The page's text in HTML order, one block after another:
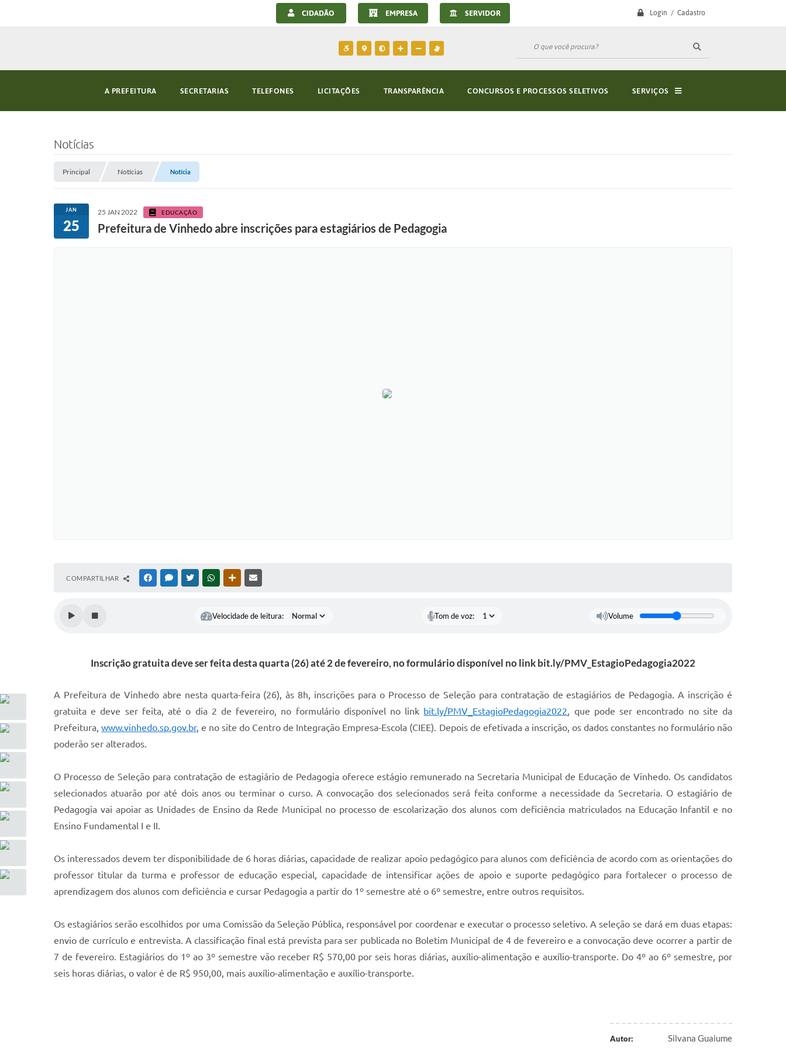
Login / Cadastro
CIDADÃO EMPRESA SERVIDOR
A PREFEITURA SECRETARIAS TELEFONES LICITAÇÕES TRANSPARÊNCIA CONCURSOS E PROCESSOS SELETIVOS SERVIÇOS
Notícias
Principal Notícias Notícia
JAN
25
25 JAN 2022 EDUCAÇÃO
Prefeitura de Vinhedo abre inscrições para estagiários de Pedagogia
COMPARTILHAR FACEBOOKMESSENGER
TWITTERWHATSAPPOUTRAS MÍDIAS
Velocidade de leitura: Tom de voz: Volume
Inscrição gratuita deve ser feita desta quarta (26) até 2 de fevereiro, no formulário disponível no link bit.ly/PMV_EstagioPedagogia2022
A Prefeitura de Vinhedo abre nesta quarta-feira (26), às 8h, inscrições para o Processo de Seleção para contratação de estagiários de Pedagogia. A inscrição é
gratuita e deve ser feita, até o dia 2 de fevereiro, no formulário disponível no link bit.ly/PMV_EstagioPedagogia2022, que pode ser encontrado no site da
Prefeitura,www.vinhedo.sp.gov.br, e no site do Centro de Integração Empresa-Escola (CIEE). Depois de efetivada a inscrição, os dados constantes no formulário não
poderão ser alterados.
O Processo de Seleção para contratação de estagiário de Pedagogia oferece estágio remunerado na Secretaria Municipal de Educação de Vinhedo. Os candidatos
selecionados atuarão por até dois anos ou terminar o curso. A convocação dos selecionados será feita conforme a necessidade da Secretaria. O estagiário de
Pedagogia vai apoiar as Unidades de Ensino da Rede Municipal no processo de escolarização dos alunos com deficiência matriculados na Educação Infantil e no
Ensino Fundamental I e II.
Os interessados devem ter disponibilidade de 6 horas diárias, capacidade de realizar apoio pedagógico para alunos com deficiência de acordo com as orientações do
professor titular da turma e professor de educação especial, capacidade de intensificar ações de apoio e suporte pedagógico para fortalecer o processo de
aprendizagem dos alunos com deficiência e cursar Pedagogia a partir do 1º semestre até o 6º semestre, entre outros requisitos.
Os estagiários serão escolhidos por uma Comissão da Seleção Pública, responsável por coordenar e executar o processo seletivo. A seleção se dará em duas etapas:
envio de currículo e entrevista. A classificação final está prevista para ser publicada no Boletim Municipal de 4 de fevereiro e a convocação deve ocorrer a partir de
7 de fevereiro. Estagiários do 1º ao 3º semestre vão receber R$ 570,00 por seis horas diárias, auxílio-alimentação e auxílio-transporte. Do 4º ao 6º semestre, por
seis horas diárias, o valor é de R$ 950,00, mais auxílio-alimentação e auxílio-transporte.
Autor: Silvana Guaiume